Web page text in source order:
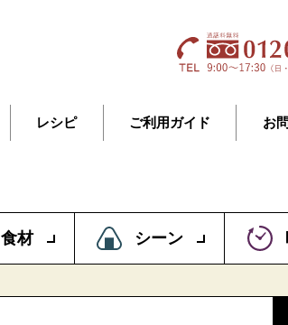
レシピ ご利用ガイド お
食材 シーン